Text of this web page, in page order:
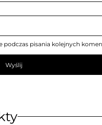
pisania kolejnych